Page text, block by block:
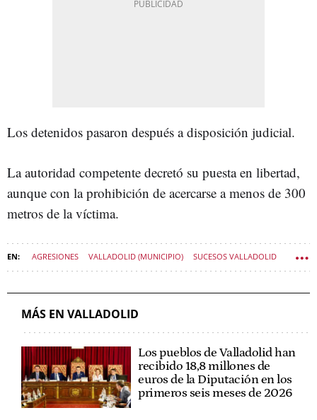
Los detenidos pasaron después a disposición judicial.
La autoridad competente decretó su puesta en libertad,
aunque con la prohibición de acercarse a menos de 300
metros de la víctima.
AGRESIONES VALLADOLID (MUNICIPIO) SUCESOS VALLADOLID
MÁS EN VALLADOLID
Los pueblos de Valladolid han
recibido 18,8 millones de
euros de la Diputación en los
primeros seis meses de 2026